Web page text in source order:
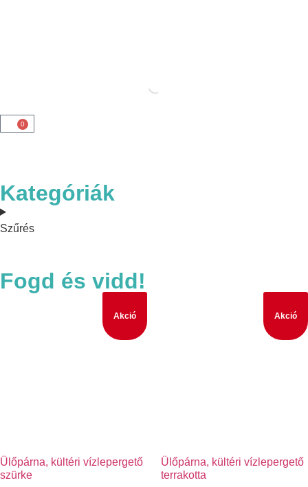
0
Kategóriák
Szűrés
Fogd és vidd!
Akció
Ülőpárna, kültéri vízlepergető
szürke
Akció
Ülőpárna, kültéri vízlepergető
terrakotta